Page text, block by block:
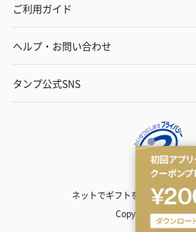
ご利用ガイド
ヘルプ・お問い合わせ
タンプ公式SNS
ネットでギフトを贈るなら |
Copyright© TANP